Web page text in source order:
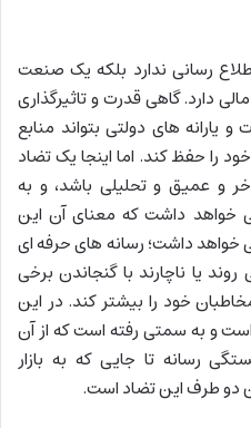
رسانی ندارد بلکه یک صنعت
دارد. گاهی قدرت و تاثیرگذاری
یارانه های دولتی بتواند منابع
را حفظ کند. اما اینجا یک تضاد
و عمیق و تحلیلی باشد، و به
خواهد داشت که معنای آن این
خواهد داشت؛ رسانه های حرفه ای
یا ناچارند با گنجاندن برخی
خود را بیشتر کند. در این
و به سمتی رفته است که از آن
رسانه تا جایی که به بازار
دو طرف این تضاد است.